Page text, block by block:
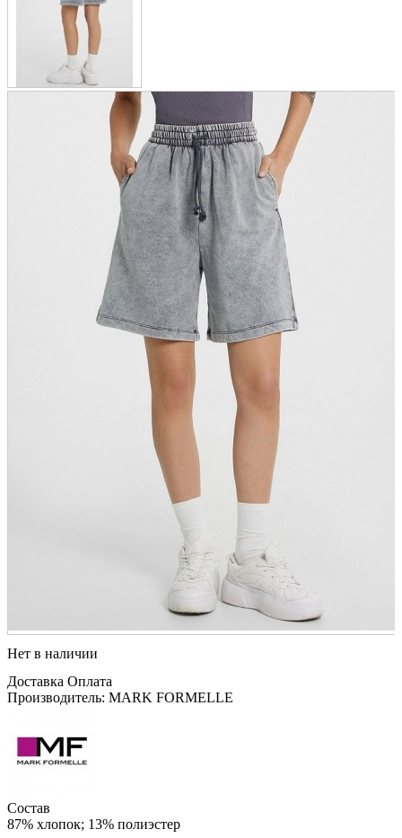
Нет в наличии
Доставка Оплата
Производитель: MARK FORMELLE
Состав
87% хлопок; 13% полиэстер